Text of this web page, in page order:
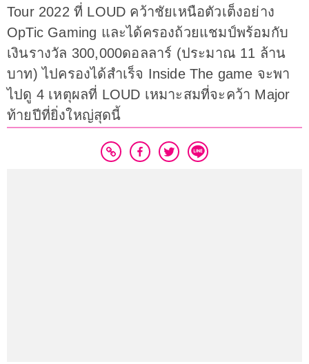
Tour 2022 ที่ LOUD คว้าชัยเหนือตัวเต็งอย่าง
OpTic Gaming และได้ครองถ้วยแชมป์พร้อมกับ
เงินรางวัล 300,000ดอลลาร์ (ประมาณ 11 ล้าน
บาท) ไปครองได้สำเร็จ Inside The game จะพา
ไปดู 4 เหตุผลที่ LOUD เหมาะสมที่จะคว้า Major
ท้ายปีที่ยิ่งใหญ่สุดนี้